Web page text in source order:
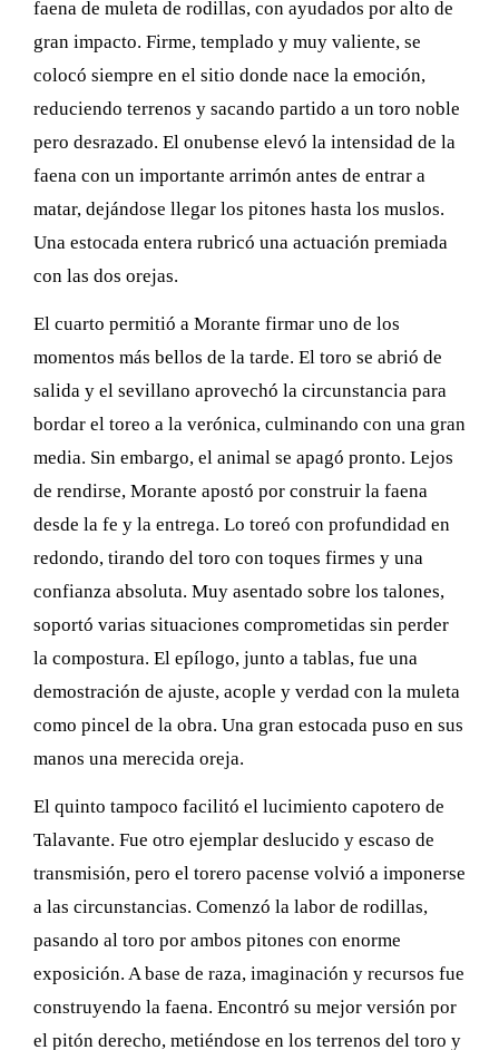
faena de muleta de rodillas, con ayudados por alto de
gran impacto. Firme, templado y muy valiente, se
colocó siempre en el sitio donde nace la emoción,
reduciendo terrenos y sacando partido a un toro noble
pero desrazado. El onubense elevó la intensidad de la
faena con un importante arrimón antes de entrar a
matar, dejándose llegar los pitones hasta los muslos.
Una estocada entera rubricó una actuación premiada
con las dos orejas.
El cuarto permitió a Morante firmar uno de los
momentos más bellos de la tarde. El toro se abrió de
salida y el sevillano aprovechó la circunstancia para
bordar el toreo a la verónica, culminando con una gran
media. Sin embargo, el animal se apagó pronto. Lejos
de rendirse, Morante apostó por construir la faena
desde la fe y la entrega. Lo toreó con profundidad en
redondo, tirando del toro con toques firmes y una
confianza absoluta. Muy asentado sobre los talones,
soportó varias situaciones comprometidas sin perder
la compostura. El epílogo, junto a tablas, fue una
demostración de ajuste, acople y verdad con la muleta
como pincel de la obra. Una gran estocada puso en sus
manos una merecida oreja.
El quinto tampoco facilitó el lucimiento capotero de
Talavante. Fue otro ejemplar deslucido y escaso de
transmisión, pero el torero pacense volvió a imponerse
a las circunstancias. Comenzó la labor de rodillas,
pasando al toro por ambos pitones con enorme
exposición. A base de raza, imaginación y recursos fue
construyendo la faena. Encontró su mejor versión por
el pitón derecho, metiéndose en los terrenos del toro y